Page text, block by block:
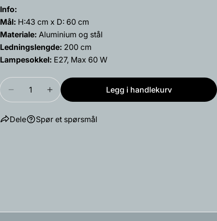
Info:
Mål: H:43 cm x D: 60 cm
Materiale: Aluminium og stål
Ledningslengde: 200 cm
Lampesokkel: E27, Max 60 W
Mengde
Reduser antallet for Birdy Bordlampe 70th
Øk antallet for Birdy Bordlampe 70th
Legg i handlekurv
Dele Spør et spørsmål